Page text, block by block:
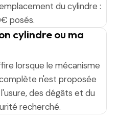
du cylindre :
posés.
cylindre ou ma
lorsque le mécanisme
n'est proposée
des dégâts et du
recherché.